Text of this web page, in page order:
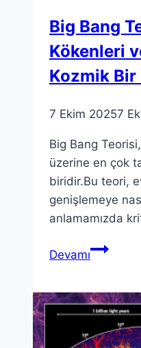
Big Bang
Kökenleri
Kozmik
7 Ekim 20257
Big Bang
üzerine en çok
biridir.Bu teori,
genişlemeye
anlamamızda
DevamıBig
Kökenleri